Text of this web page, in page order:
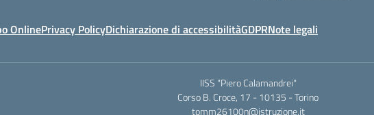
OnlinePrivacy PolicyDichiarazione di accessibilitàGDPRNote legali
IISS "Piero Calamandrei"
Corso B. Croce, 17 - 10135 - Torino
tomm26100n@istruzione.it